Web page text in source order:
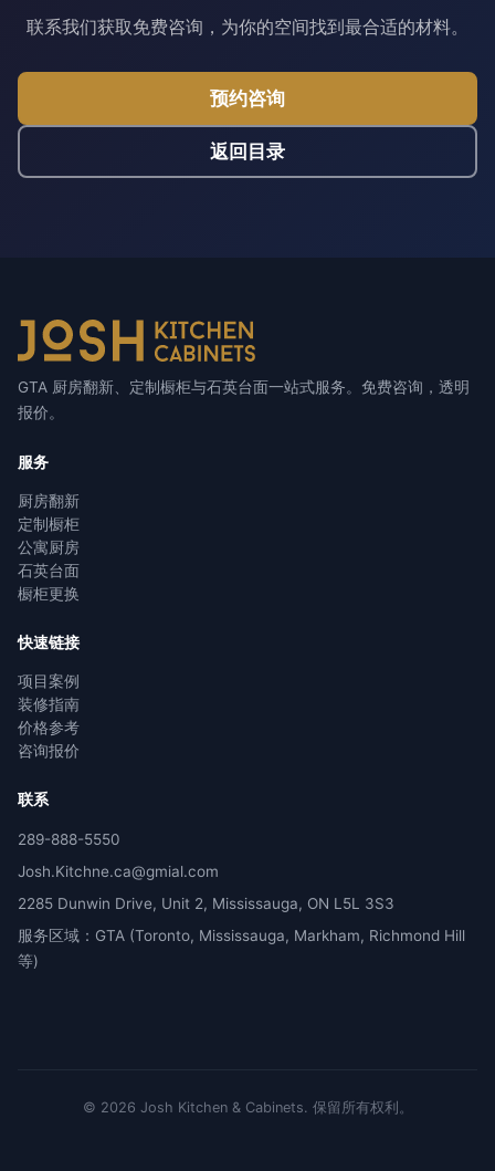
联系我们获取免费咨询，为你的空间找到最合适的材料。
预约咨询
返回目录
GTA 厨房翻新、定制橱柜与石英台面一站式服务。免费咨询，透明
报价。
服务
厨房翻新
定制橱柜
公寓厨房
石英台面
橱柜更换
快速链接
项目案例
装修指南
价格参考
咨询报价
联系
289-888-5550
Josh.Kitchne.ca@gmial.com
2285 Dunwin Drive, Unit 2, Mississauga, ON L5L 3S3
服务区域：GTA (Toronto, Mississauga, Markham, Richmond Hill
等)
© 2026 Josh Kitchen & Cabinets. 保留所有权利。